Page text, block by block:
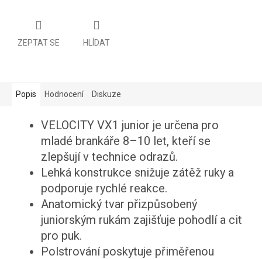
ZEPTAT SE HLÍDAT
Popis Hodnocení Diskuze
VELOCITY VX1 junior je určena pro
mladé brankáře 8–10 let, kteří se
zlepšují v technice odrazů.
Lehká konstrukce snižuje zátěž ruky a
podporuje rychlé reakce.
Anatomický tvar přizpůsobený
juniorským rukám zajišťuje pohodlí a cit
pro puk.
Polstrování poskytuje přiměřenou